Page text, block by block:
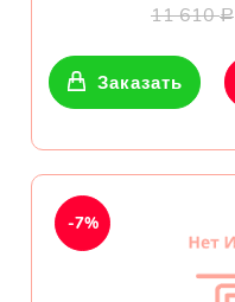
11 610Р
Заказать
-7%